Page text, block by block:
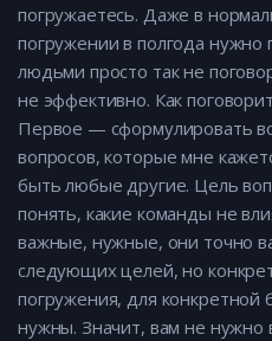
погружаетесь. Даже в
погружении в полгода нужно
людьми просто так не
не эффективно. Как
Первое — сформулировать
вопросов, которые мне
быть любые другие. Цель
понять, какие команды не
важные, нужные, они точно
следующих целей, но
погружения, для конкретной
нужны. Значит, вам не нужно